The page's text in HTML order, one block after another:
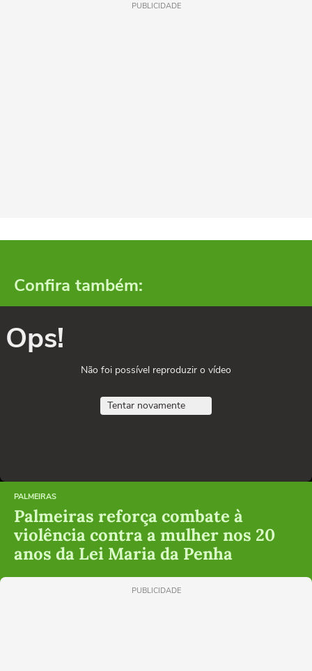
PUBLICIDADE
Confira também:
Ops!
Não foi possível reproduzir o vídeo
Tentar novamente
PALMEIRAS
Palmeiras reforça combate à
violência contra a mulher nos 20
anos da Lei Maria da Penha
PUBLICIDADE